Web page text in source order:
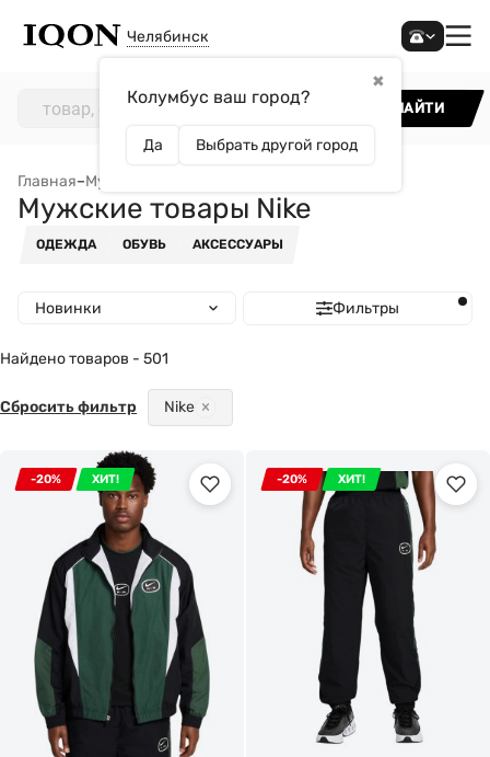
Челябинск
✖
Колумбус ваш город?
Да Выбрать другой город
НАЙТИ
Главная–Мужчинам
Мужские товары Nike
ОДЕЖДА ОБУВЬ АКСЕССУАРЫ
Новинки Фильтры
Найдено товаров - 501
Nike
Сбросить фильтр
-20% ХИТ! -20% ХИТ!